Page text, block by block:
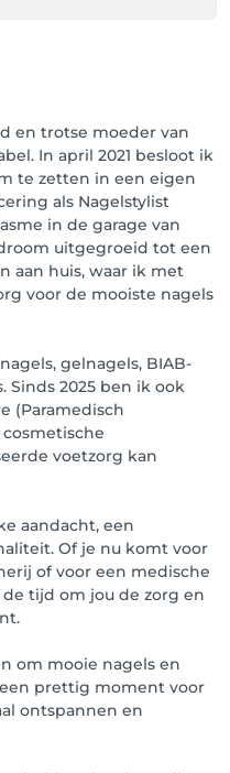
en trotse moeder van
In april 2021 besloot ik
te zetten in een eigen
als Nagelstylist
in de garage van
uitgegroeid tot een
aan huis, waar ik met
voor de mooiste nagels
gelnagels, BIAB-
Sinds 2025 ben ik ook
(Paramedisch
voetzorg kan
aandacht, een
Of je nu komt voor
of voor een medische
tijd om jou de zorg en
om mooie nagels en
prettig moment voor
ontspannen en